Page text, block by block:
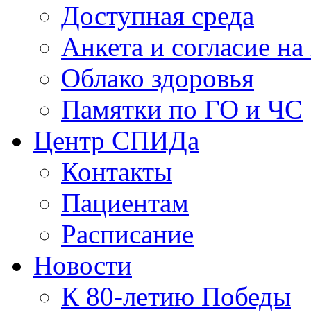
Доступная среда
Анкета и согласие
Облако здоровья
Памятки по ГО и ЧС
Центр СПИДа
Контакты
Пациентам
Расписание
Новости
К 80-летию Победы